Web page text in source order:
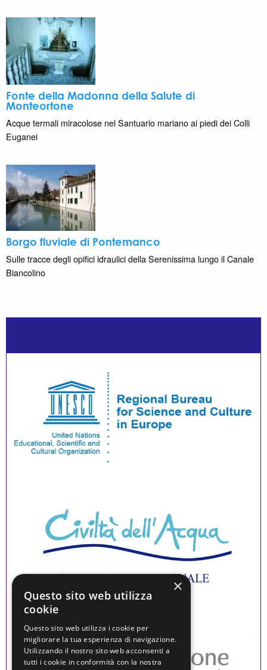
Fonte della Madonna della Salute di
Monteortone
Acque termali miracolose nel Santuario mariano ai piedi dei Colli
Euganei
Borgo fluviale di Pontemanco
Sulle tracce degli opifici idraulici della Serenissima lungo il Canale
Biancolino
×
Questo sito web utilizza
cookie
Questo sito web utilizza i cookie per
migliorare la tua esperienza di navigazione.
Utilizzando il nostro sito web acconsenti a
tutti i cookie in conformità con la nostra